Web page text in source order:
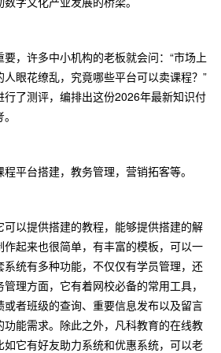
，许多中小机构的老板就会问：“市场上
眼花缭乱，究竟哪些平台可以卖课程？”
行了测评，编排出这份2026年最新知识付
平台搭建，教务管理，营销拓客等。
以提供搭建的教程，能够提供搭建的解
起来也很简单，有丰富的模板，可以一
统有多种功能，不仅仅有学员管理，还
理方面，它有着网校必备的常用工具，
者班级的查询、重要信息发布以及留言
能需求。除此之外，凡科教育的在线教
它有好友助力系统和优惠系统，可以老